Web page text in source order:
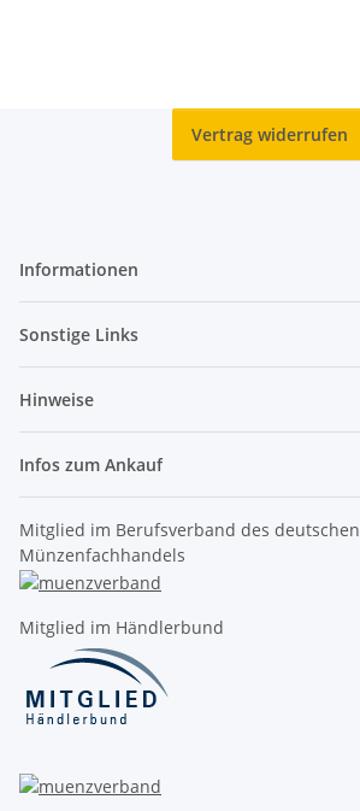
Vertrag widerrufen
Informationen
Sonstige Links
Hinweise
Infos zum Ankauf
Mitglied im Berufsverband des deutschen
Münzenfachhandels
Mitglied im Händlerbund